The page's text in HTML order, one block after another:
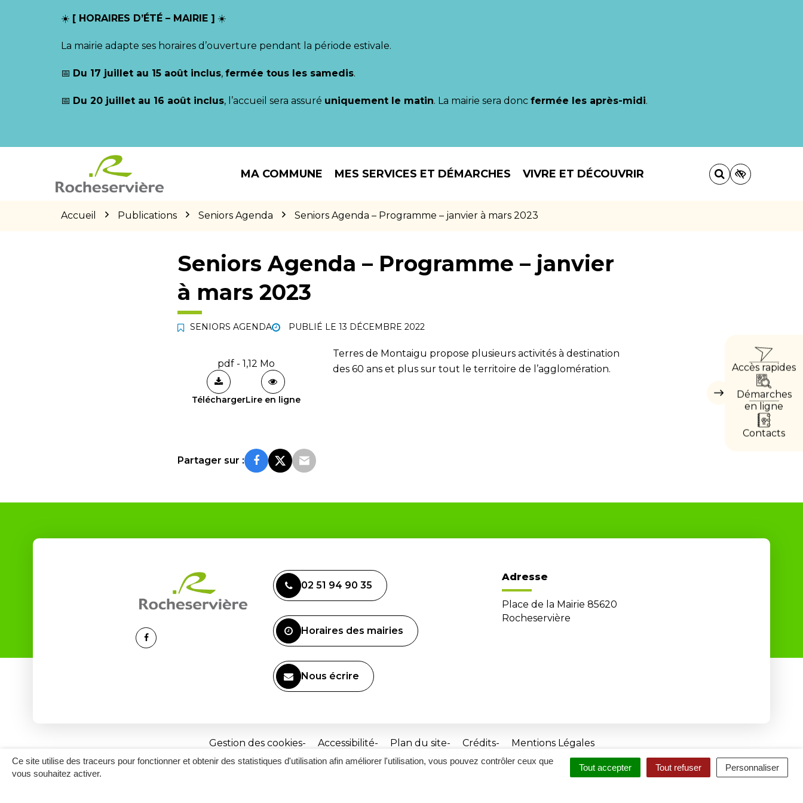
Ce site utilise des traceurs pour fonctionner et obtenir des statistiques d'utilisation afin améliorer l'utilisation, vous pouvez contrôler ceux que
vous souhaitez activer.
Tout accepter Tout refuser Personnaliser
☀️ [ HORAIRES D’ÉTÉ – MAIRIE ] ☀️
La mairie adapte ses horaires d’ouverture pendant la période estivale.
📅 Du 17 juillet au 15 août inclus, fermée tous les samedis.
📅 Du 20 juillet au 16 août inclus, l’accueil sera assuré uniquement le matin. La mairie sera donc fermée les après-midi.
MA COMMUNE MES SERVICES ET DÉMARCHES VIVRE ET DÉCOUVRIR
Accueil Publications Seniors Agenda Seniors Agenda – Programme – janvier à mars 2023
Masquer
Accès rapides
Démarches
en ligne
Contacts
Seniors Agenda – Programme – janvier
à mars 2023
SENIORS AGENDA PUBLIÉ LE 13 DÉCEMBRE 2022
pdf - 1,12 Mo
TéléchargerLire en ligne
Terres de Montaigu propose plusieurs activités à destination
des 60 ans et plus sur tout le territoire de l’agglomération.
Partager sur :
Lien
02 51 94 90 35
Horaires des mairies
Nous écrire
Adresse
Place de la Mairie 85620
Rocheservière
Gestion des cookies Accessibilité Plan du site Crédits Mentions Légales